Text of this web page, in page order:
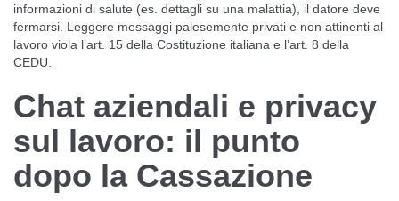
informazioni di salute (es. dettagli su una malattia), il datore deve
fermarsi. Leggere messaggi palesemente privati e non attinenti al
lavoro viola l’art. 15 della Costituzione italiana e l’art. 8 della
CEDU.
Chat aziendali e privacy
sul lavoro: il punto
dopo la Cassazione